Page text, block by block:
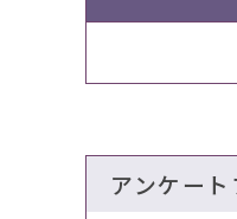
アンケー